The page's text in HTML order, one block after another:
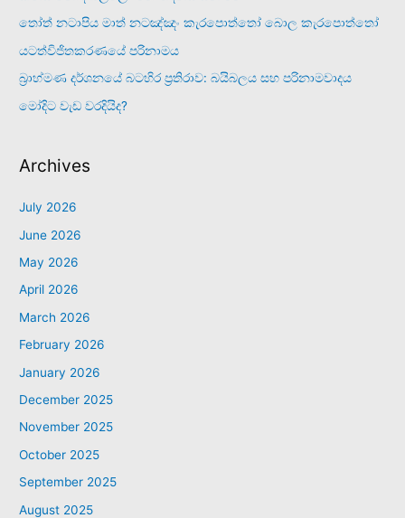
තෝත් නටාපිය මාත් නටඤ්ඤං කැරපොත්තෝ බොල කැරපොත්තෝ
යටත්විජිතකරණයේ පරිනාමය
බ්‍රාහ්මණ දර්ශනයේ බටහිර ප්‍රතිරාව: බයිබලය සහ පරිනාමවාදය
මෝදිට වැඩ වරදියිද?
Archives
July 2026
June 2026
May 2026
April 2026
March 2026
February 2026
January 2026
December 2025
November 2025
October 2025
September 2025
August 2025